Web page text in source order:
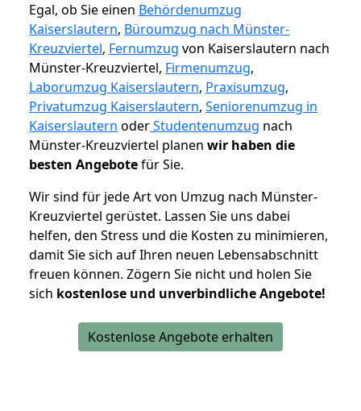
Egal, ob Sie einen Behördenumzug
Kaiserslautern, Büroumzug nach Münster-
Kreuzviertel, Fernumzug von Kaiserslautern nach
Münster-Kreuzviertel, Firmenumzug,
Laborumzug Kaiserslautern, Praxisumzug,
Privatumzug Kaiserslautern, Seniorenumzug in
Kaiserslautern oderStudentenumzug nach
Münster-Kreuzviertel planen wir haben die
besten Angebotefür Sie.
Wir sind für jede Art von Umzug nach Münster-
Kreuzviertel gerüstet. Lassen Sie uns dabei
helfen, den Stress und die Kosten zu minimieren,
damit Sie sich auf Ihren neuen Lebensabschnitt
freuen können. Zögern Sie nicht und holen Sie
sich kostenlose und unverbindliche Angebote!
Kostenlose Angebote erhalten